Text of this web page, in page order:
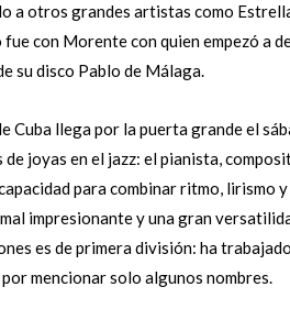
a otros grandes artistas como
fue con Morente con quien empezó a
su disco Pablo de Málaga.
Cuba llega por la puerta grande el
de joyas en el jazz: el pianista,
para combinar ritmo, lirismo
impresionante y una gran
es de primera división: ha
por mencionar solo algunos nombres.